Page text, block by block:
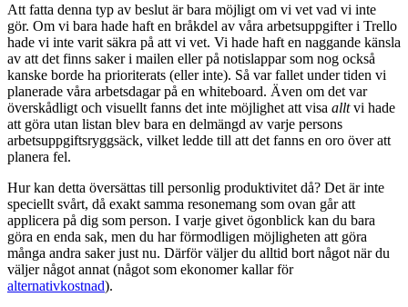
Att fatta denna typ av beslut är bara möjligt om vi vet vad vi inte
gör. Om vi bara hade haft en bråkdel av våra arbetsuppgifter i Trello
hade vi inte varit säkra på att vi vet. Vi hade haft en naggande känsla
av att det finns saker i mailen eller på notislappar som nog också
kanske borde ha prioriterats (eller inte). Så var fallet under tiden vi
planerade våra arbetsdagar på en whiteboard. Även om det var
överskådligt och visuellt fanns det inte möjlighet att visa alltvi hade
att göra utan listan blev bara en delmängd av varje persons
arbetsuppgiftsryggsäck, vilket ledde till att det fanns en oro över att
planera fel.
Hur kan detta översättas till personlig produktivitet då? Det är inte
speciellt svårt, då exakt samma resonemang som ovan går att
applicera på dig som person. I varje givet ögonblick kan du bara
göra en enda sak, men du har förmodligen möjligheten att göra
många andra saker just nu. Därför väljer du alltid bort något när du
väljer något annat (något som ekonomer kallar för
alternativkostnad).